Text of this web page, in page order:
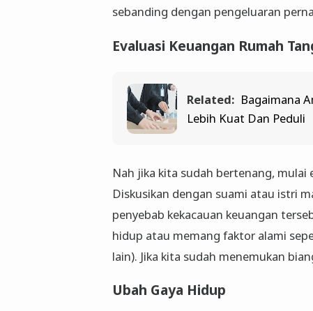
sebanding dengan pengeluaran
Evaluasi Keuangan Rumah
Related: Bagaimana
Lebih Kuat Dan Peduli
Nah jika kita sudah bertenang,
Diskusikan dengan suami atau istri
penyebab kekacauan keuangan
hidup atau memang faktor alami
lain). Jika kita sudah menemukan
Ubah Gaya Hidup